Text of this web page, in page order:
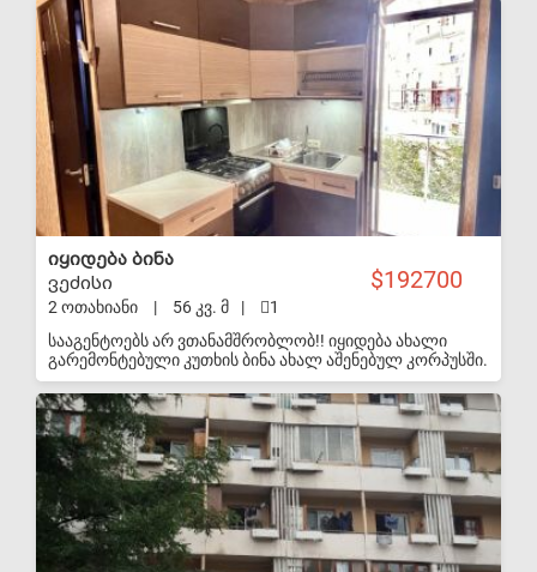
სტუდიოს ტიპის ნახევრადიზოლირებული
სამზარეულოთი, 2 საძინებელი, სველი წერტილი და
აივანი. მყიდველისთვის გადაცემის დროს ბინის
სპეციფიკა და აღწერა: გბარდებათ, შავი კარკასის
მდგომარეობაში, რკინის კარი, მეტალოპლასტმასის
კარფანჯარა (თეთრი),გთხოვთ სააგენტოები ნუ
დამიკავშირდებით არ ვთანამშრომლობ.
S-VIP
192700
იყიდება ბინა
ვეძისი
2 ოთახიანი | 56 კვ. მ |
1
სააგენტოებს არ ვთანამშრობლობ!! იყიდება ახალი
გარემონტებული კუთხის ბინა ახალ აშენებულ კორპუსში.
მეტრომდე 5 წუთია ფეხით
S-VIP